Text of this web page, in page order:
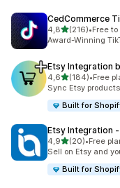
CedCommerce
4,8/ 5 tähteä
(216)
216 arvostelua
•Free
Award-Winning
Etsy Integration
4,6/ 5 tähteä
(184)
184 arvostelua
•Free
Sync Etsy
Built for
Etsy Integration
4,9/ 5 tähteä
(20)
20 arvostelua
•Free
Sell on Etsy and
Built for